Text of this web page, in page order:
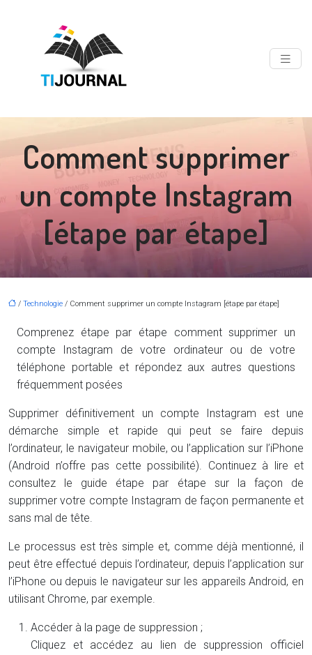
Comment supprimer
un compte Instagram
[étape par étape]
/ Technologie / Comment supprimer un compte Instagram [étape par étape]
Comprenez étape par étape comment supprimer un
compte Instagram de votre ordinateur ou de votre
téléphone portable et répondez aux autres questions
fréquemment posées
Supprimer définitivement un compte Instagram est une
démarche simple et rapide qui peut se faire depuis
l’ordinateur, le navigateur mobile, ou l’application sur l’iPhone
(Android n’offre pas cette possibilité). Continuez à lire et
consultez le guide étape par étape sur la façon de
supprimer votre compte Instagram de façon permanente et
sans mal de tête.
Le processus est très simple et, comme déjà mentionné, il
peut être effectué depuis l’ordinateur, depuis l’application sur
l’iPhone ou depuis le navigateur sur les appareils Android, en
utilisant Chrome, par exemple.
Accéder à la page de suppression ;
Cliquez et accédez au lien de suppression officiel